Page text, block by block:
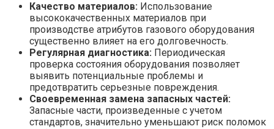
Качество материалов: Использование
высококачественных материалов при
производстве атрибутов газового оборудования
существенно влияет на его долговечность.
Регулярная диагностика: Периодическая
проверка состояния оборудования позволяет
выявить потенциальные проблемы и
предотвратить серьезные повреждения.
Своевременная замена запасных частей:
Запасные части, произведенные с учетом
стандартов, значительно уменьшают риск поломок